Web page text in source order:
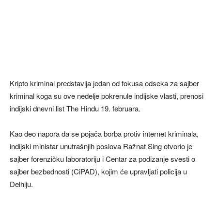
Kripto kriminal predstavlja jedan od fokusa odseka za sajber
kriminal koga su ove nedelje pokrenule indijske vlasti, prenosi
indijski dnevni list The Hindu 19. februara.
Kao deo napora da se pojača borba protiv internet kriminala,
indijski ministar unutrašnjih poslova Ražnat Sing otvorio je
sajber forenzičku laboratoriju i Centar za podizanje svesti o
sajber bezbednosti (CiPAD), kojim će upravljati policija u
Delhiju.